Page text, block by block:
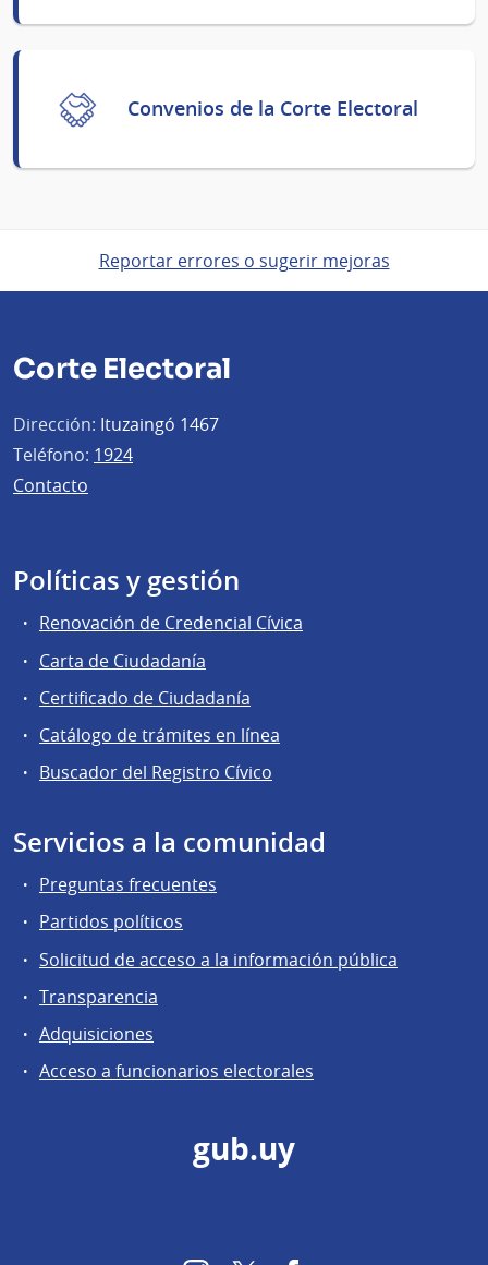
Convenios de la Corte Electoral
Reportar errores o sugerir mejoras
Corte Electoral
Dirección: Ituzaingó 1467
Teléfono: 1924
Contacto
Políticas y gestión
Renovación de Credencial Cívica
Carta de Ciudadanía
Certificado de Ciudadanía
Catálogo de trámites en línea
Buscador del Registro Cívico
Servicios a la comunidad
Preguntas frecuentes
Partidos políticos
Solicitud de acceso a la información pública
Transparencia
Adquisiciones
Acceso a funcionarios electorales
gub.uy